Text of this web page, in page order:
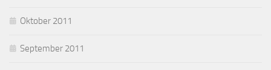
Oktober 2011
September 2011